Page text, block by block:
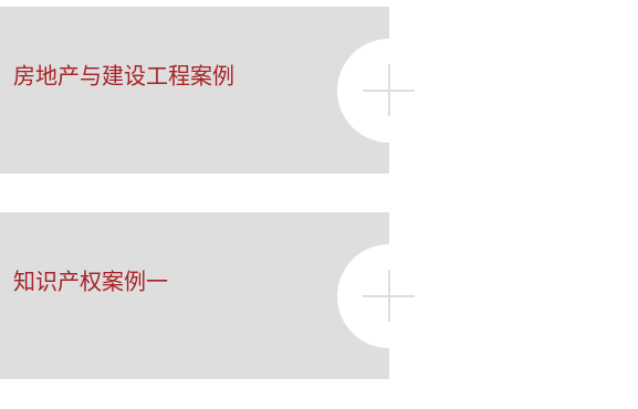
房地产与建设工程案例
知识产权案例一